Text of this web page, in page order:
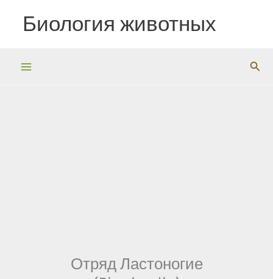
Биология животных
Отряд Ластоногие